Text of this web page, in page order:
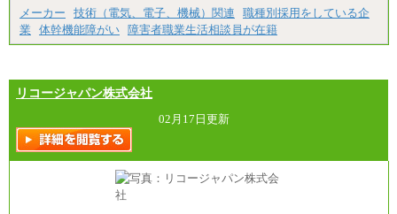
中途：
（１）（２）
月給：270,000円～
想定年収：490万円～1,100万円
・1,090万円/38歳・月給59万円 *残業代・家族手当
対象外
（３）
月給：190,000円～
想定年収：340万円～610万円
年収例：
・460万円/28歳・月給26万円
・520万円/32歳・月給29万円
メーカー
技術（電気、電子、機械）関連
職種別採用をしている企
業
体幹機能障がい 障害者職業生活相談員が在籍
リコージャパン株式会社
02月17日更新